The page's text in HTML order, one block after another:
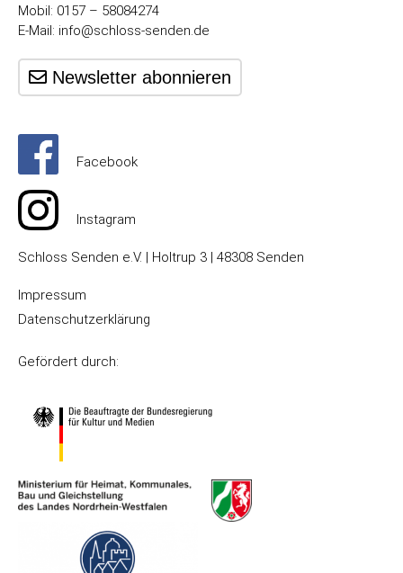
Mobil: 0157 – 58084274
E-Mail: info@schloss-senden.de
Newsletter abonnieren
Facebook
Instagram
Schloss Senden e.V. | Holtrup 3 | 48308 Senden
Impressum
Datenschutzerklärung
Gefördert durch: